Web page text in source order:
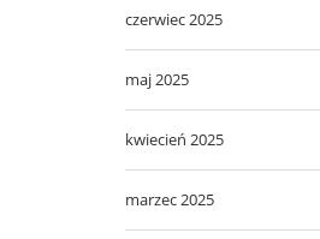
czerwiec 2025
maj 2025
kwiecień 2025
marzec 2025